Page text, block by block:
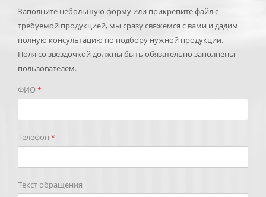
Заполните небольшую форму или прикрепите файл с
требуемой продукцией, мы сразу свяжемся с вами и дадим
полную консультацию по подбору нужной продукции.
Поля со звездочкой должны быть обязательно заполнены
пользователем.
ФИО*
Телефон *
Текст обращения